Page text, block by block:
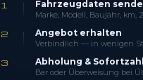
Fahrzeugdaten
Marke, Modell, Baujahr, km,
Angebot erhalten
Verbindlich — in wenigen
Abholung &
Bar oder Überweisung bei